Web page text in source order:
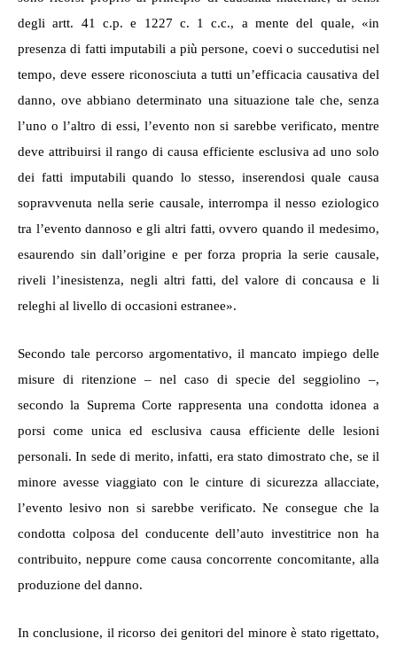
degli artt. 41 c.p. e 1227 c. 1 c.c., a mente del quale, «in
presenza di fatti imputabili a più persone, coevi o succedutisi nel
tempo, deve essere riconosciuta a tutti un’efficacia causativa del
danno, ove abbiano determinato una situazione tale che, senza
l’uno o l’altro di essi, l’evento non si sarebbe verificato, mentre
deve attribuirsi ilrango di causa efficiente esclusiva ad uno solo
dei fatti imputabili quando lo stesso, inserendosi quale causa
sopravvenuta nella serie causale, interrompa il nesso eziologico
tra l’evento dannoso e gli altri fatti, ovvero quando il medesimo,
esaurendo sin dall’origine e per forza propria la serie causale,
riveli l’inesistenza, negli altri fatti, del valore di concausa e li
releghi al livello di occasioni estranee».
Secondo tale percorso argomentativo, il mancato impiego delle
misure di ritenzione – nel caso di specie del seggiolino –,
secondo la Suprema Corte rappresenta una condotta idonea a
porsi come unica ed esclusiva causa efficiente delle lesioni
personali. In sede di merito,infatti, era stato dimostratoche, se il
minore avesse viaggiato con le cinture di sicurezza allacciate,
l’evento lesivo non si sarebbe verificato. Ne consegue che la
condotta colposa del conducente dell’auto investitrice non ha
contribuito, neppure come causa concorrente concomitante, alla
produzione del danno.
In conclusione, il ricorso dei genitori del minoreè statorigettato,